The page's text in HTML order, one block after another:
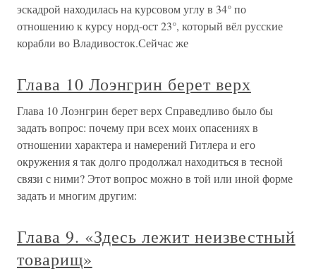
эскадрой находилась на курсовом углу в 34° по
отношению к курсу норд-ост 23°, который вёл русские
корабли во Владивосток.Сейчас же
Глава 10 Лоэнгрин берет верх
Глава 10 Лоэнгрин берет верх Справедливо было бы
задать вопрос: почему при всех моих опасениях в
отношении характера и намерений Гитлера и его
окружения я так долго продолжал находиться в тесной
связи с ними? Этот вопрос можно в той или иной форме
задать и многим другим:
Глава 9. «Здесь лежит неизвестный
товарищ»